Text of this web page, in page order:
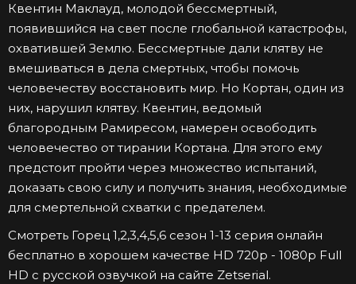
Квентин Маклауд, молодой бессмертный,
появившийся на свет после глобальной катастрофы,
охватившей Землю. Бессмертные дали клятву не
вмешиваться в дела смертных, чтобы помочь
человечеству восстановить мир. Но Кортан, один из
них, нарушил клятву. Квентин, ведомый
благородным Рамиресом, намерен освободить
человечество от тирании Кортана. Для этого ему
предстоит пройти через множество испытаний,
доказать свою силу и получить знания, необходимые
для смертельной схватки с предателем.
Смотреть Горец 1,2,3,4,5,6 сезон 1-13 серия онлайн
бесплатно в хорошем качестве HD 720p - 1080p Full
HD с русской озвучкой на сайте Zetserial.